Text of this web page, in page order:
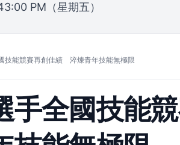
PM（星期五）
技能競賽再創佳績 淬煉青年技能無極限
手全國技能